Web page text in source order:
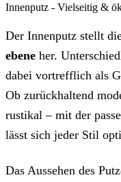
Innenputz - Vielseitig &
Der Innenputz stellt
ebene her.
dabei vortrefflich als
Ob zurück­haltend
rustikal – mit der
lässt sich jeder Stil
Das Aussehen des